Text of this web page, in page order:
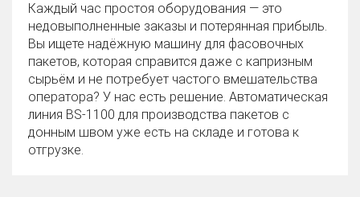
Каждый час простоя оборудования — это
недовыполненные заказы и потерянная прибыль.
Вы ищете надёжную машину для фасовочных
пакетов, которая справится даже с капризным
сырьём и не потребует частого вмешательства
оператора? У нас есть решение. Автоматическая
линия BS‑1100 для производства пакетов с
донным швом уже есть на складе и готова к
отгрузке.